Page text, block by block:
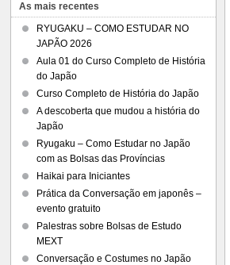
As mais recentes
RYUGAKU – COMO ESTUDAR NO
JAPÃO 2026
Aula 01 do Curso Completo de História
do Japão
Curso Completo de História do Japão
A descoberta que mudou a história do
Japão
Ryugaku – Como Estudar no Japão
com as Bolsas das Províncias
Haikai para Iniciantes
Prática da Conversação em japonês –
evento gratuito
Palestras sobre Bolsas de Estudo
MEXT
Conversação e Costumes no Japão